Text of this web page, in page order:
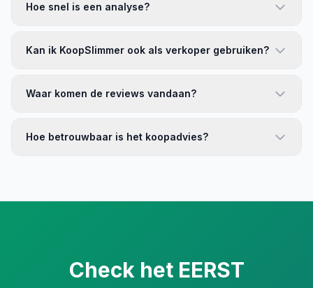
Hoe snel is een analyse?
Kan ik KoopSlimmer ook als verkoper gebruiken?
Waar komen de reviews vandaan?
Hoe betrouwbaar is het koopadvies?
Check het EERST